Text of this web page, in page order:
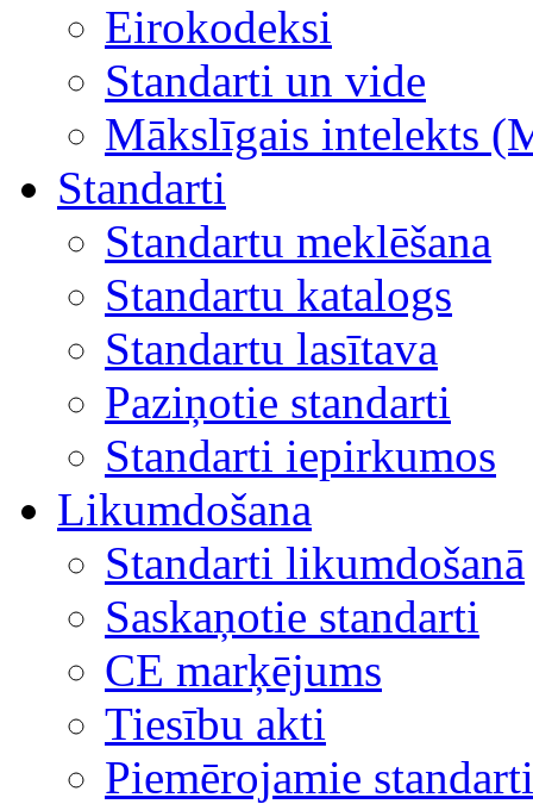
Eirokodeksi
Standarti un vide
Mākslīgais intelekts
Standarti
Standartu meklēšana
Standartu katalogs
Standartu lasītava
Paziņotie standarti
Standarti iepirkumos
Likumdošana
Standarti likumdošanā
Saskaņotie standarti
CE marķējums
Tiesību akti
Piemērojamie standarti